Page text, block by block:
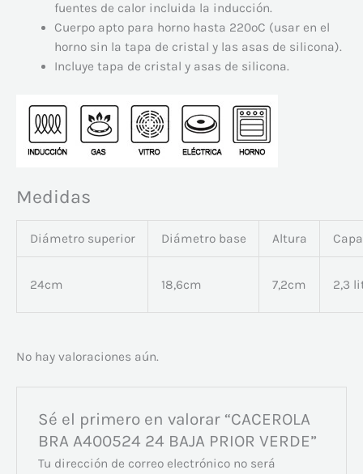
fuentes de calor incluida la inducción.
Cuerpo apto para horno hasta 220ºC (usar en el
horno sin la tapa de cristal y las asas de silicona).
Incluye tapa de cristal y asas de silicona.
Medidas
Diámetro superior Diámetro base Altura
24cm 18,6cm 7,2cm 2,3
No hay valoraciones aún.
Sé el primero en valorar “CACEROLA
BRA A400524 24 BAJA PRIOR VERDE”
Tu dirección de correo electrónico no será